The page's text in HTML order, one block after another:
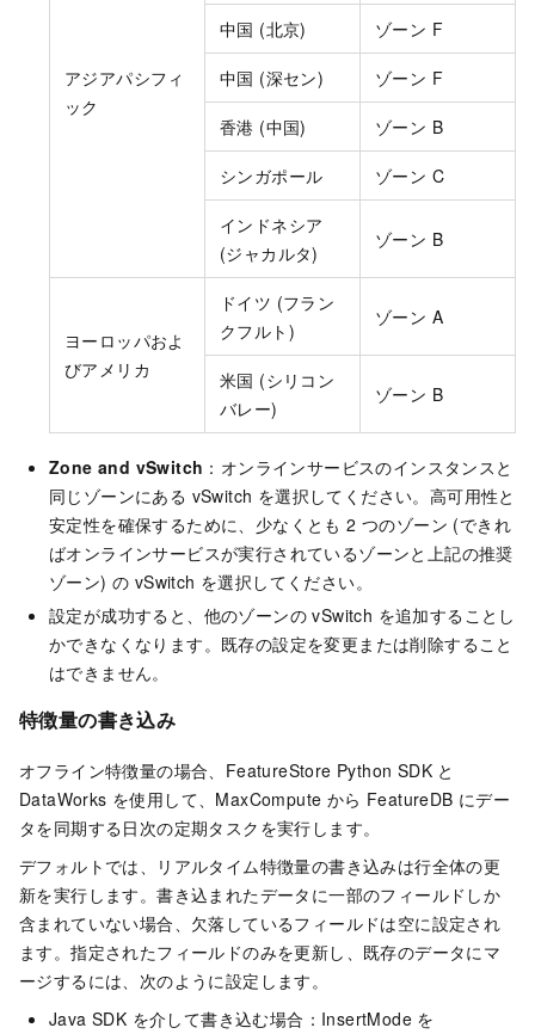
アジアパシフィ
ック
中国 (北京) ゾーン F
中国 (深セン) ゾーン F
香港 (中国) ゾーン B
シンガポール ゾーン C
インドネシア
(ジャカルタ)
ゾーン B
ヨーロッパおよ
びアメリカ
ドイツ (フラン
クフルト)
ゾーン A
米国 (シリコン
バレー)
ゾーン B
Zone and vSwitch ：オンラインサービスのインスタンスと
同じゾーンにある vSwitch を選択してください。高可用性と
安定性を確保するために、少なくとも 2 つのゾーン (できれ
ばオンラインサービスが実行されているゾーンと上記の推奨
ゾーン) の vSwitch を選択してください。
設定が成功すると、他のゾーンの vSwitch を追加することし
かできなくなります。既存の設定を変更または削除すること
はできません。
特徴量の書き込み
オフライン特徴量の場合、FeatureStore Python SDK と
DataWorks を使用して、MaxCompute から FeatureDB にデー
タを同期する日次の定期タスクを実行します。
デフォルトでは、リアルタイム特徴量の書き込みは行全体の更
新を実行します。書き込まれたデータに一部のフィールドしか
含まれていない場合、欠落しているフィールドは空に設定され
ます。指定されたフィールドのみを更新し、既存のデータにマ
ージするには、次のように設定します。
Java SDK を介して書き込む場合：InsertMode を